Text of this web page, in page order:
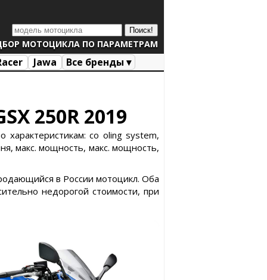
МОТОЦИКЛА ПО ПАРАМЕТРАМ
Jawa Все бренды ▾
250R 2019
co oling system,
макс. мощность, макс. мощность,
в России мотоцикл. Оба
недорогой стоимости, при